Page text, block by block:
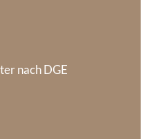
nach DGE